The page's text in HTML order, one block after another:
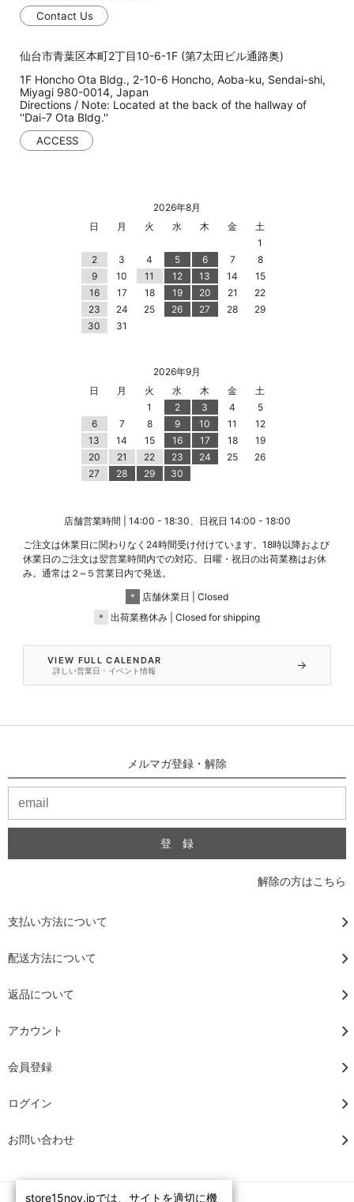
Contact Us
仙台市青葉区本町2丁目10-6-1F (第7太田ビル通路奥)
1F Honcho Ota Bldg., 2-10-6 Honcho, Aoba-ku, Sendai-shi,
Miyagi 980-0014, Japan
Directions / Note: Located at the back of the hallway of
''Dai-7 Ota Bldg.''
ACCESS
2026年8月
日
月 火 水 木 金
土
1
2
3 4 5 6 7
8
9
10 11 12 13 14
15
16
17 18 19 20 21
22
23
24 25 26 27 28
29
30
31
2026年9月
日
月 火 水 木 金
土
1
2 3 4
5
6
7 8 9 10 11
12
13
14 15 16 17 18
19
20
21 22 23 24 25
26
27
28 29 30
店舗営業時間 | 14:00 - 18:30、日祝日 14:00 - 18:00
ご注文は休業日に関わりなく24時間受け付けています。18時以降および
休業日のご注文は翌営業時間内での対応。日曜・祝日の出荷業務はお休
み。通常は２~５営業日内で発送。
＊
店舗休業日 | Closed
＊
出荷業務休み | Closed for shipping
VIEW FULL CALENDAR
詳しい営業日・イベント情報 →
メルマガ登録・解除
解除の方はこちら
支払い方法について
配送方法について
返品について
アカウント
会員登録
ログイン
お問い合わせ
store15nov.jpでは、サイトを適切に機